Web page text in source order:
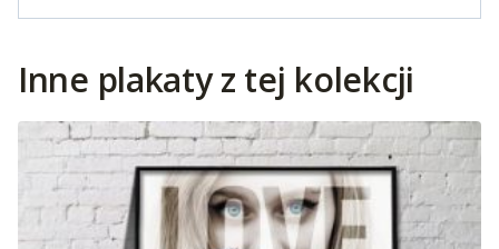
Inne plakaty z tej kolekcji